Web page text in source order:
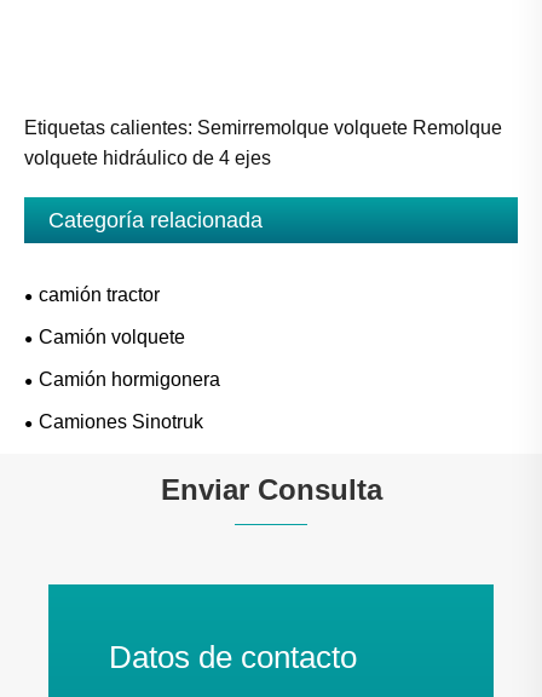
Etiquetas calientes: Semirremolque volquete Remolque
volquete hidráulico de 4 ejes
Categoría relacionada
camión tractor
Camión volquete
Camión hormigonera
Camiones Sinotruk
Enviar Consulta
Datos de contacto